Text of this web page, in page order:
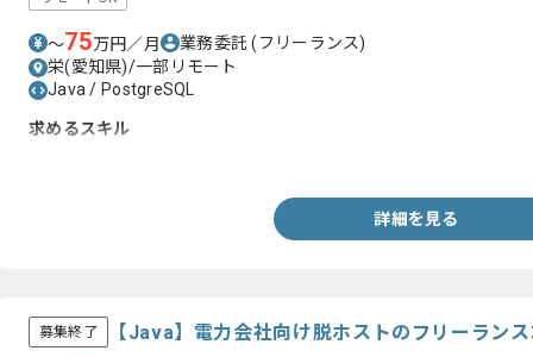
〜75万円／月 業務委託(フリーランス)
栄(愛知県)/一部リモート
Java / PostgreSQL
求めるスキル
詳細を見る
募集終了 【Java】電力会社向け脱ホストのフリーラン